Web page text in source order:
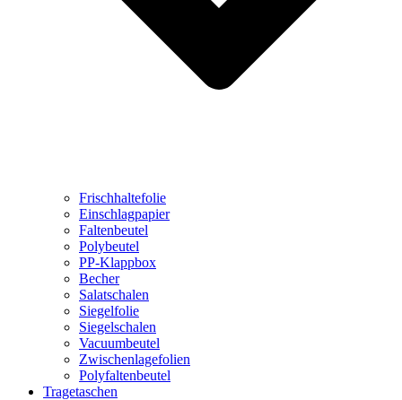
Frischhaltefolie
Einschlagpapier
Faltenbeutel
Polybeutel
PP-Klappbox
Becher
Salatschalen
Siegelfolie
Siegelschalen
Vacuumbeutel
Zwischenlagefolien
Polyfaltenbeutel
Tragetaschen